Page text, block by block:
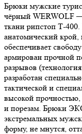
Брюки мужские
чёрный WERWOLF
ткани рипстоп Т-
анатомический
обеспечивает
армирован прочной
разрывов
разработан
тактической и
высокой прочностью,
и порезам. Брюки
экстремальных
форму, не мнутся,